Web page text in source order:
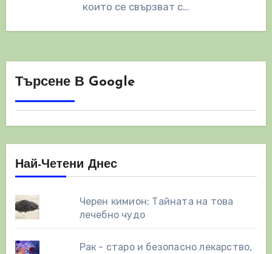
които се свързват с…
Търсене В Google
Най-Четени Днес
Черен кимион: Тайната на това
лечебно чудо
Рак - старо и безопасно лекарство,